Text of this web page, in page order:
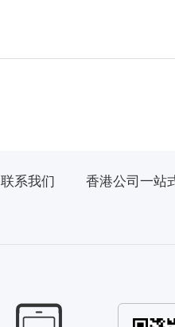
联系我们 香港公司一站